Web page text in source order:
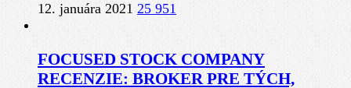
12. januára 2021 25 951
FOCUSED STOCK COMPANY
RECENZIE: BROKER PRE TÝCH,